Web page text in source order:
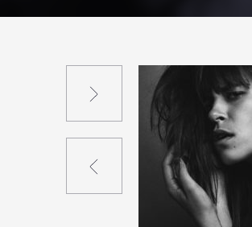
Suivant
Précédent